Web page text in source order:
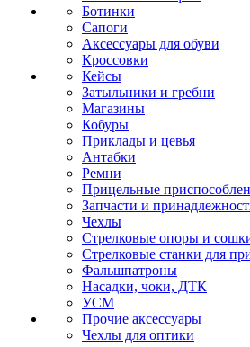
Ботинки
Сапоги
Аксессуары для обуви
Кроссовки
Кейсы
Затыльники и гребни
Магазины
Кобуры
Приклады и цевья
Антабки
Ремни
Прицельные
Запчасти и
Чехлы
Стрелковые опоры и
Стрелковые станки для
Фальшпатроны
Насадки, чоки, ДТК
УСМ
Прочие аксессуары
Чехлы для оптики